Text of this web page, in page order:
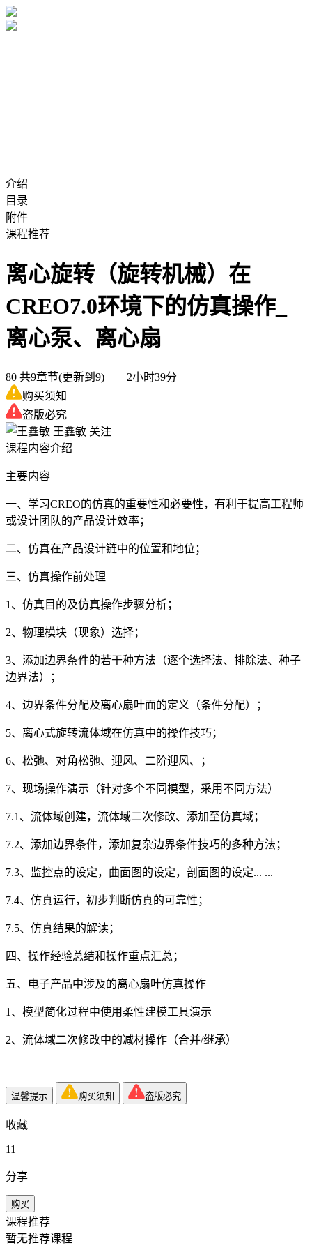
介绍
目录
附件
课程推荐
离心旋转（旋转机械）在
CREO7.0环境下的仿真操作_
离心泵、离心扇
80 共9章节(更新到9) 2小时39分
购买须知
盗版必究
王鑫敏 关注
课程内容介绍
主要内容
一、学习CREO的仿真的重要性和必要性，有利于提高工程师
或设计团队的产品设计效率；
二、仿真在产品设计链中的位置和地位；
三、仿真操作前处理
1、仿真目的及仿真操作步骤分析；
2、物理模块（现象）选择；
3、添加边界条件的若干种方法（逐个选择法、排除法、种子
边界法）；
4、边界条件分配及离心扇叶面的定义（条件分配）；
5、离心式旋转流体域在仿真中的操作技巧；
6、松弛、对角松弛、迎风、二阶迎风、；
7、现场操作演示（针对多个不同模型，采用不同方法）
7.1、流体域创建，流体域二次修改、添加至仿真域；
7.2、添加边界条件，添加复杂边界条件技巧的多种方法；
7.3、监控点的设定，曲面图的设定，剖面图的设定... ...
7.4、仿真运行，初步判断仿真的可靠性；
7.5、仿真结果的解读；
四、操作经验总结和操作重点汇总；
五、电子产品中涉及的离心扇叶仿真操作
1、模型简化过程中使用柔性建模工具演示
2、流体域二次修改中的减材操作（合并/继承）
温馨提示 购买须知 盗版必究
收藏
11
分享
购买
课程推荐
暂无推荐课程